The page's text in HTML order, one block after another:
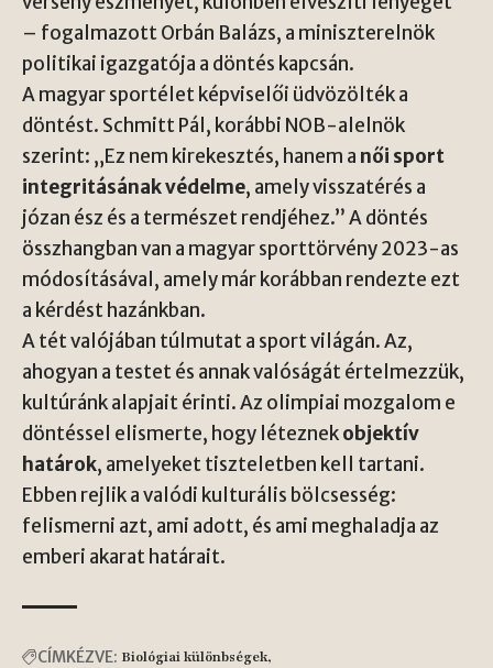
– fogalmazott Orbán Balázs, a miniszterelnök
politikai igazgatója a döntés kapcsán.
A magyar sportélet képviselői üdvözölték a
döntést. Schmitt Pál, korábbi NOB-alelnök
szerint: „Ez nem kirekesztés, hanem a női sport
integritásának védelme, amely visszatérés a
józan ész és a természet rendjéhez.” A döntés
összhangban van a magyar sporttörvény 2023-as
módosításával, amely már korábban rendezte ezt
a kérdést hazánkban.
A tét valójában túlmutat a sport világán. Az,
ahogyan a testet és annak valóságát értelmezzük,
kultúránk alapjait érinti. Az olimpiai mozgalom e
döntéssel elismerte, hogy léteznekobjektív
határok, amelyeket tiszteletben kell tartani.
Ebben rejlik a valódi kulturális bölcsesség:
felismerni azt, ami adott, és ami meghaladja az
emberi akarat határait.
CÍMKÉZVE: Biológiai különbségek